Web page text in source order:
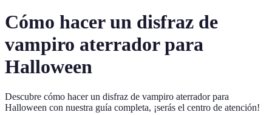
Cómo hacer un disfraz de
vampiro aterrador para
Halloween
Descubre cómo hacer un disfraz de vampiro aterrador para
Halloween con nuestra guía completa, ¡serás el centro de atención!